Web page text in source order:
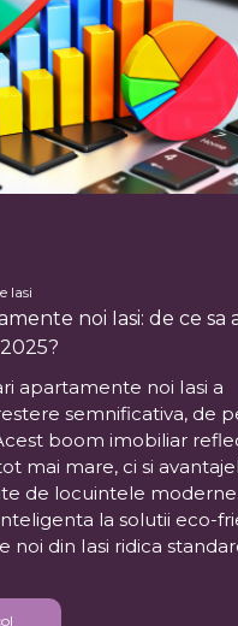
Iasi
noi Iasi: de ce sa
apartamente noi Iasi a
semnificativa, de
boom imobiliar
mai mare, ci si
de locuintele
la solutii eco-
noi din Iasi ridica